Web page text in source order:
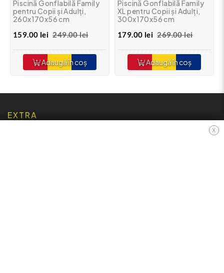
Piscină Gonflabilă Family
pentru Copii și Adulți,
260x170x56 cm
159.00 lei 249.00 lei
Adaugă în coș
Piscină Gonflabilă Family
XL pentru Copii și Adulți,
300x170x56 cm
179.00 lei 269.00 lei
Adaugă în coș
X
EXTRA